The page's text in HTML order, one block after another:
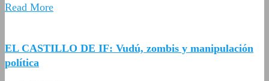
Read More
EL CASTILLO DE IF: Vudú, zombis y manipulación
política